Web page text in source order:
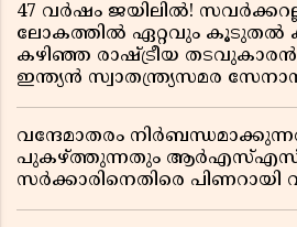
47 വർഷം ജയിലിൽ!
ലോകത്തിൽ ഏറ്റവും കൂടുതൽ
കഴിഞ്ഞ രാഷ്ട്രീയ തടവുകാരൻ
ഇന്ത്യൻ സ്വാതന്ത്ര്യസമര
വന്ദേമാതരം
പുകഴ്ത്തുന്നതും
സർക്കാരിനെതിരെ പിണറായി